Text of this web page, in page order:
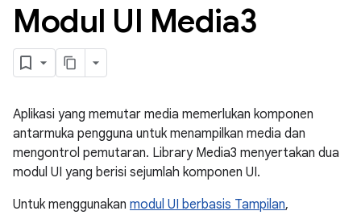
Modul UI Media3
Aplikasi yang memutar media memerlukan komponen
antarmuka pengguna untuk menampilkan media dan
mengontrol pemutaran. Library Media3 menyertakan dua
modul UI yang berisi sejumlah komponen UI.
Untuk menggunakan modul UI berbasis Tampilan,